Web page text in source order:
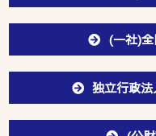
(一社)
独立行政